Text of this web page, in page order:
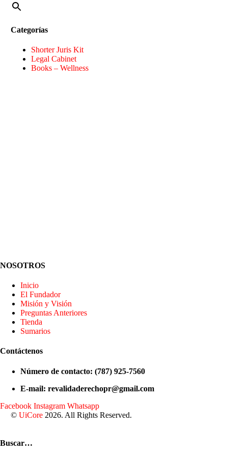
Categorías
Shorter Juris Kit
Legal Cabinet
Books – Wellness
NOSOTROS
Inicio
El Fundador
Misión y Visión
Preguntas Anteriores
Tienda
Sumarios
Contáctenos
Número de contacto: (787) 925-7560
E-mail: revalidaderechopr@gmail.com
Facebook Instagram Whatsapp
©UiCore 2026. All Rights Reserved.
Buscar…